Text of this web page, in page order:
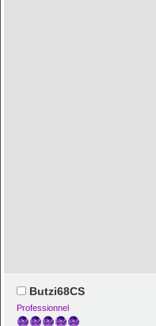
Butzi68CS
Professionnel